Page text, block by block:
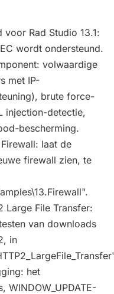
Rad Studio 13.1:
wordt ondersteund.
volwaardige
met IP-
brute force-
injection-detectie,
bescherming.
laat de
firewall zien, te
Large File Transfer:
van downloads
in
het
WINDOW_UPDATE-